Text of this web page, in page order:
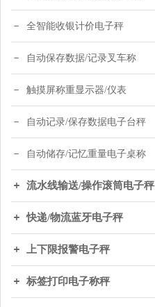
全智能收银计价电子秤
自动保存数据/记录叉车称
触摸屏称重显示器/仪表
自动记录/保存数据电子台秤
自动储存/记忆重量电子桌称
流水线输送/操作滚筒电子秤
快递/物流蓝牙电子秤
上下限报警电子秤
标签打印电子称秤